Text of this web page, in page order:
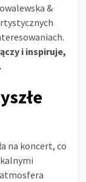
&
i inspiruje,
na koncert, co